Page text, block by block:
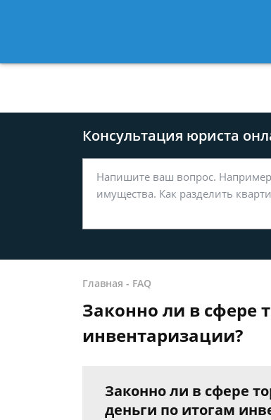
8 812
Консультация юриста
Главная - FAQ
Законно ли в сфере
инвентаризации?
Законно ли в сфере
деньги по итогам